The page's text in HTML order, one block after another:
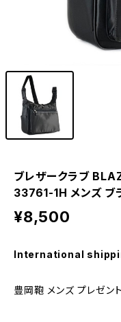
ブレザークラブ
33761-1H メンズ ブ
¥8,500
International
豊岡鞄 メンズ プレゼン